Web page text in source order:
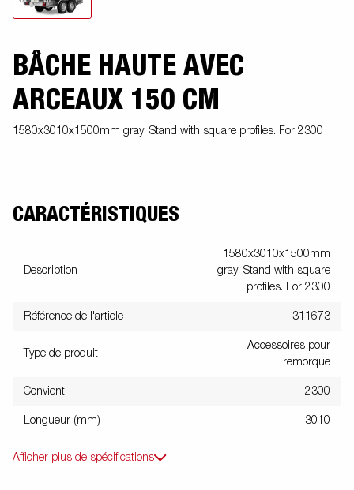
BÂCHE HAUTE AVEC
ARCEAUX 150 CM
1580x3010x1500mm gray. Stand with square profiles. For 2300
CARACTÉRISTIQUES
Description
1580x3010x1500mm
gray. Stand with square
profiles. For 2300
Référence de l'article 311673
Type de produit
Accessoires pour
remorque
Convient 2300
Longueur (mm) 3010
Afficher plus de spécifications